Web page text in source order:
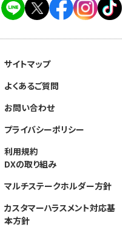
サイトマップ
よくあるご質問
お問い合わせ
プライバシーポリシー
利用規約
DXの取り組み
マルチステークホルダー方針
カスタマーハラスメント対応基
本方針